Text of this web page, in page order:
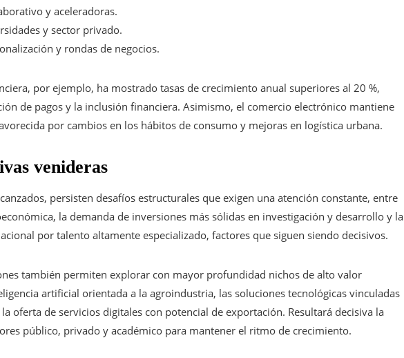
y aceleradoras.
y sector privado.
y rondas de negocios.
por ejemplo, ha mostrado tasas de crecimiento anual superiores al 20 %,
de pagos y la inclusión financiera. Asimismo, el comercio electrónico mantiene
por cambios en los hábitos de consumo y mejoras en logística urbana.
venideras
persisten desafíos estructurales que exigen una atención constante, entre
la demanda de inversiones más sólidas en investigación y desarrollo y la
por talento altamente especializado, factores que siguen siendo decisivos.
también permiten explorar con mayor profundidad nichos de alto valor
artificial orientada a la agroindustria, las soluciones tecnológicas vinculadas
oferta de servicios digitales con potencial de exportación. Resultará decisiva la
público, privado y académico para mantener el ritmo de crecimiento.